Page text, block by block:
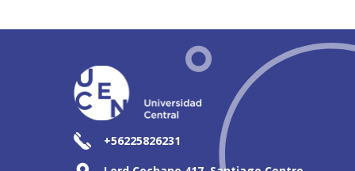
+56225826231